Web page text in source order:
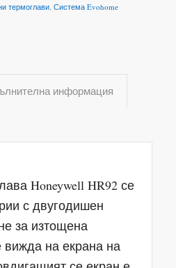
термоглави, Система Evohome
информация
Honeywell HR92 се
с двугодишен
за изтощена
вижда на екрана на